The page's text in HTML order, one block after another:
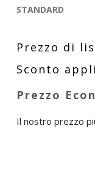
STANDARD
Il nostro prezzo